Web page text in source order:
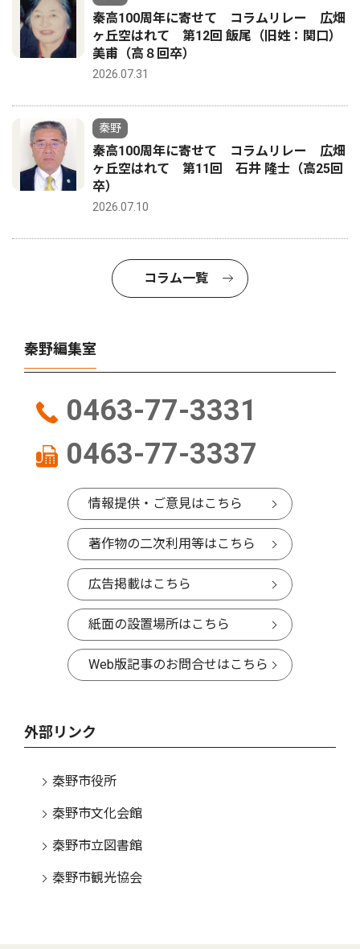
秦高100周年に寄せて コラムリレー 広畑
ヶ丘空はれて 第12回 飯尾（旧姓：関口）
美甫（高８回卒）
2026.07.31
秦野
秦高100周年に寄せて コラムリレー 広畑
ヶ丘空はれて 第11回 石井 隆士（高25回
卒）
2026.07.10
コラム一覧
秦野編集室
0463-77-3331
0463-77-3337
情報提供・ご意見はこちら
著作物の二次利用等はこちら
広告掲載はこちら
紙面の設置場所はこちら
Web版記事のお問合せはこちら
外部リンク
秦野市役所
秦野市文化会館
秦野市立図書館
秦野市観光協会